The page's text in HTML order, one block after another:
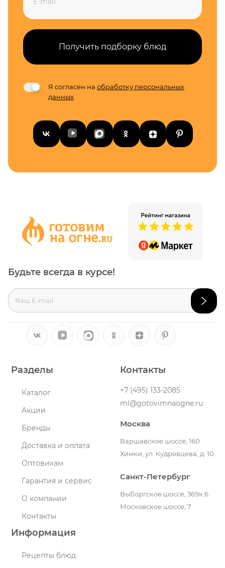
Получить подборку блюд
Я согласен на обработку персональных
данных
Разделы
Каталог
Акции
Бренды
Доставка и оплата
Оптовикам
Гарантия и сервис
О компании
Контакты
Информация
Рецепты блюд
Контакты
+7 (495) 133-2085
ml@gotovimnaogne.ru
Москва
Варшавское шоссе, 160
Химки, ул. Кудрявцева, д. 10
Санкт-Петербург
Выборгское шоссе, 369к.6
Московское шоссе, 7
Будьте всегда в курсе!